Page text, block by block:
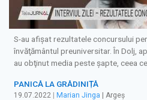
S-au afişat rezultatele concursului
învăţământul preuniversitar. În Dolj,
au obţinut media peste şapte, ceea
PANICĂ LA GRĂDINIȚĂ
19.07.2022 | Marian Jinga | Argeș